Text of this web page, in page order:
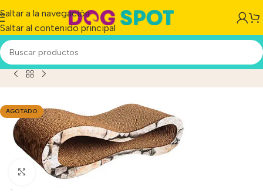
Saltar a la navegación
Saltar al contenido principal
CORRUGADO BRAKKO INFINIT CAT SCRATCH
AGOTADO
Haga clic para ampliar